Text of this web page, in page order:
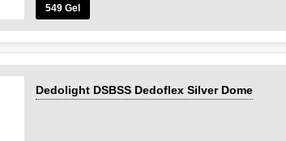
549 Gel
Dedolight DSBSS Dedoflex Silver Dome